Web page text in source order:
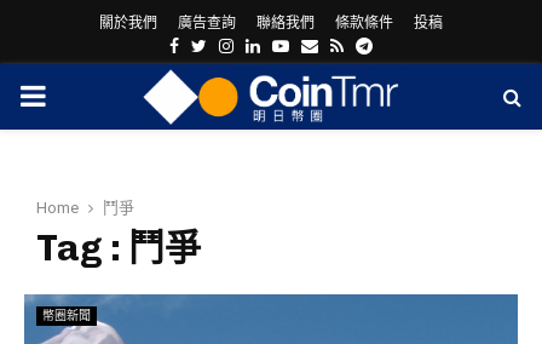
關於我們 廣告查詢 聯絡我們 條款條件 投稿
Facebook
Twitter
Instagram
LinkedinYoutube
Email
RssTelegram
PRIMARY
Home 鬥爭
Tag : 鬥爭
幣圈新聞